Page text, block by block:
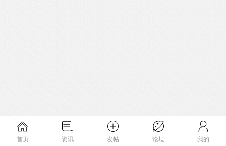
首页 资讯 发帖 论坛 我的